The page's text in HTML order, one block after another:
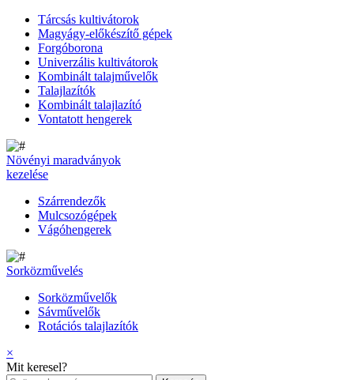
Tárcsás kultivátorok
Magyágy-előkészítő gépek
Forgóborona
Univerzális kultivátorok
Kombinált talajművelők
Talajlazítók
Kombinált talajlazító
Vontatott hengerek
Növényi maradványok
kezelése
Szárrendezők
Mulcsozógépek
Vágóhengerek
Sorközművelés
Sorközművelők
Sávművelők
Rotációs talajlazítók
×
Mit keresel?